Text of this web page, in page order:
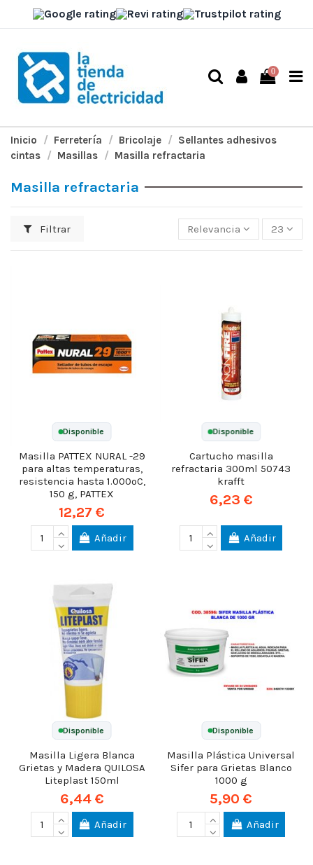
0
Inicio Ferretería Bricolaje
Sellantes adhesivos
cintas
Masillas Masilla refractaria
Masilla refractaria
Filtrar Relevancia 23
Disponible
Masilla PATTEX NURAL -29
para altas temperaturas,
resistencia hasta 1.000ºC,
150 g, PATTEX
12,27 €
Añadir
Disponible
Cartucho masilla
refractaria 300ml 50743
krafft
6,23 €
Añadir
Disponible
Masilla Ligera Blanca
Grietas y Madera QUILOSA
Liteplast 150ml
6,44 €
Añadir
Disponible
Masilla Plástica Universal
Sifer para Grietas Blanco
1000 g
5,90 €
Añadir